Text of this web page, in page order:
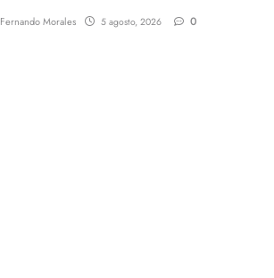
Fernando Morales 5 agosto, 2026 0